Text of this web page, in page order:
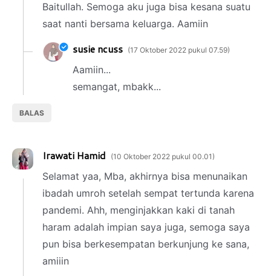
Baitullah. Semoga aku juga bisa kesana suatu
saat nanti bersama keluarga. Aamiin
BALAS
susie ncuss 17 Oktober 2022 pukul 07.59
Aamiin...
semangat, mbakk...
Irawati Hamid 10 Oktober 2022 pukul 00.01
Selamat yaa, Mba, akhirnya bisa menunaikan
ibadah umroh setelah sempat tertunda karena
pandemi. Ahh, menginjakkan kaki di tanah
haram adalah impian saya juga, semoga saya
pun bisa berkesempatan berkunjung ke sana,
amiiin